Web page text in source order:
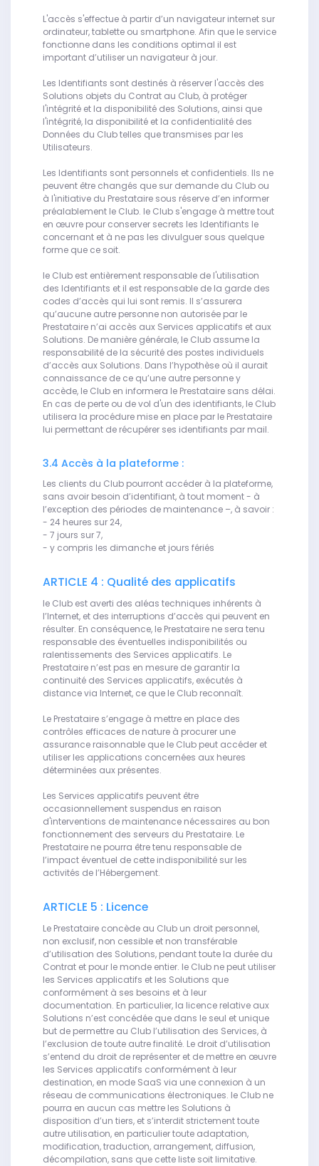
L'accès s'effectue à partir d’un navigateur internet sur
ordinateur, tablette ou smartphone. Afin que le service
fonctionne dans les conditions optimal il est
important d’utiliser un navigateur à jour.
Les Identifiants sont destinés à réserver l'accès des
Solutions objets du Contrat au Club, à protéger
l'intégrité et la disponibilité des Solutions, ainsi que
l'intégrité, la disponibilité et la confidentialité des
Données du Club telles que transmises par les
Utilisateurs.
Les Identifiants sont personnels et confidentiels. Ils ne
peuvent être changés que sur demande du Club ou
à l'initiative du Prestataire sous réserve d’en informer
préalablement le Club. le Club s'engage à mettre tout
en œuvre pour conserver secrets les Identifiants le
concernant et à ne pas les divulguer sous quelque
forme que ce soit.
le Club est entièrement responsable de l'utilisation
des Identifiants et il est responsable de la garde des
codes d’accès qui lui sont remis. Il s’assurera
qu’aucune autre personne non autorisée par le
Prestataire n’ai accès aux Services applicatifs et aux
Solutions. De manière générale, le Club assume la
responsabilité de la sécurité des postes individuels
d’accès aux Solutions. Dans l’hypothèse où il aurait
connaissance de ce qu’une autre personne y
accède, le Club en informera le Prestataire sans délai.
En cas de perte ou de vol d'un des identifiants, le Club
utilisera la procédure mise en place par le Prestataire
lui permettant de récupérer ses identifiants par mail.
3.4 Accès à la plateforme :
Les clients du Club pourront accéder à la plateforme,
sans avoir besoin d’identifiant, à tout moment - à
l’exception des périodes de maintenance –, à savoir :
- 24 heures sur 24,
- 7 jours sur 7,
- y compris les dimanche et jours fériés
ARTICLE 4 : Qualité des applicatifs
le Club est averti des aléas techniques inhérents à
l’Internet, et des interruptions d’accès qui peuvent en
résulter. En conséquence, le Prestataire ne sera tenu
responsable des éventuelles indisponibilités ou
ralentissements des Services applicatifs. Le
Prestataire n’est pas en mesure de garantir la
continuité des Services applicatifs, exécutés à
distance via Internet, ce que le Club reconnaît.
Le Prestataire s’engage à mettre en place des
contrôles efficaces de nature à procurer une
assurance raisonnable que le Club peut accéder et
utiliser les applications concernées aux heures
déterminées aux présentes.
Les Services applicatifs peuvent être
occasionnellement suspendus en raison
d'interventions de maintenance nécessaires au bon
fonctionnement des serveurs du Prestataire. Le
Prestataire ne pourra être tenu responsable de
l’impact éventuel de cette indisponibilité sur les
activités de l’Hébergement.
ARTICLE 5 : Licence
Le Prestataire concède au Club un droit personnel,
non exclusif, non cessible et non transférable
d’utilisation des Solutions, pendant toute la durée du
Contrat et pour le monde entier. le Club ne peut utiliser
les Services applicatifs et les Solutions que
conformément à ses besoins et à leur
documentation. En particulier, la licence relative aux
Solutions n’est concédée que dans le seul et unique
but de permettre au Club l’utilisation des Services, à
l’exclusion de toute autre finalité. Le droit d’utilisation
s’entend du droit de représenter et de mettre en œuvre
les Services applicatifs conformément à leur
destination, en mode SaaS via une connexion à un
réseau de communications électroniques. le Club ne
pourra en aucun cas mettre les Solutions à
disposition d’un tiers, et s’interdit strictement toute
autre utilisation, en particulier toute adaptation,
modification, traduction, arrangement, diffusion,
décompilation, sans que cette liste soit limitative.